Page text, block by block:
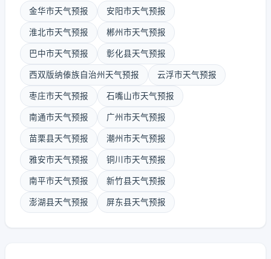
金华市天气预报 安阳市天气预报
淮北市天气预报 郴州市天气预报
巴中市天气预报 彰化县天气预报
西双版纳傣族自治州天气预报 云浮市天气预报
枣庄市天气预报 石嘴山市天气预报
南通市天气预报 广州市天气预报
苗栗县天气预报 潮州市天气预报
雅安市天气预报 铜川市天气预报
南平市天气预报 新竹县天气预报
澎湖县天气预报 屏东县天气预报